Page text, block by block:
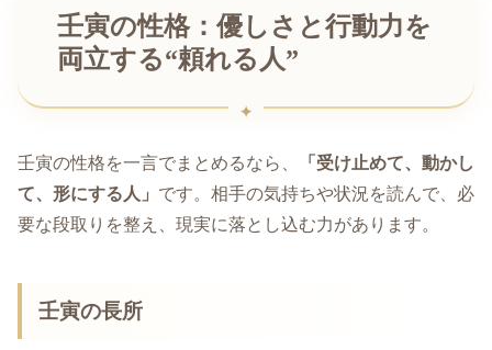
壬寅の性格：優しさと行動力を
両立する“頼れる人”
壬寅の性格を一言でまとめるなら、
「受け止めて、動かし
て、形にする人」 です。相手の気持ちや状況を読んで、必
要な段取りを整え、現実に落とし込む力があります。
壬寅の長所